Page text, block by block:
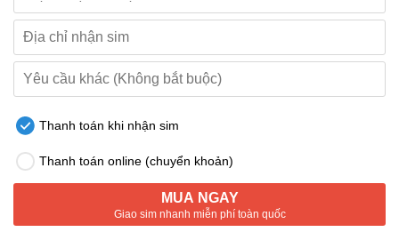
Thanh toán khi nhận sim
Thanh toán online (chuyển khoản)
MUA NGAY
Giao sim nhanh miễn phí toàn quốc